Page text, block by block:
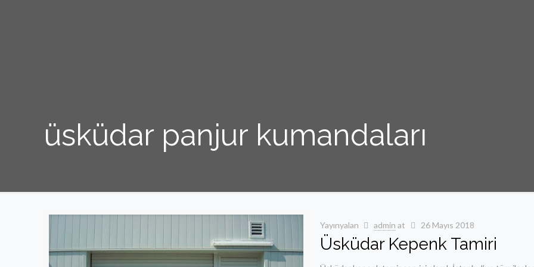
üsküdar panjur kumandaları
Yayınyalan admin at 26 Mayıs 2018
Üsküdar Kepenk Tamiri